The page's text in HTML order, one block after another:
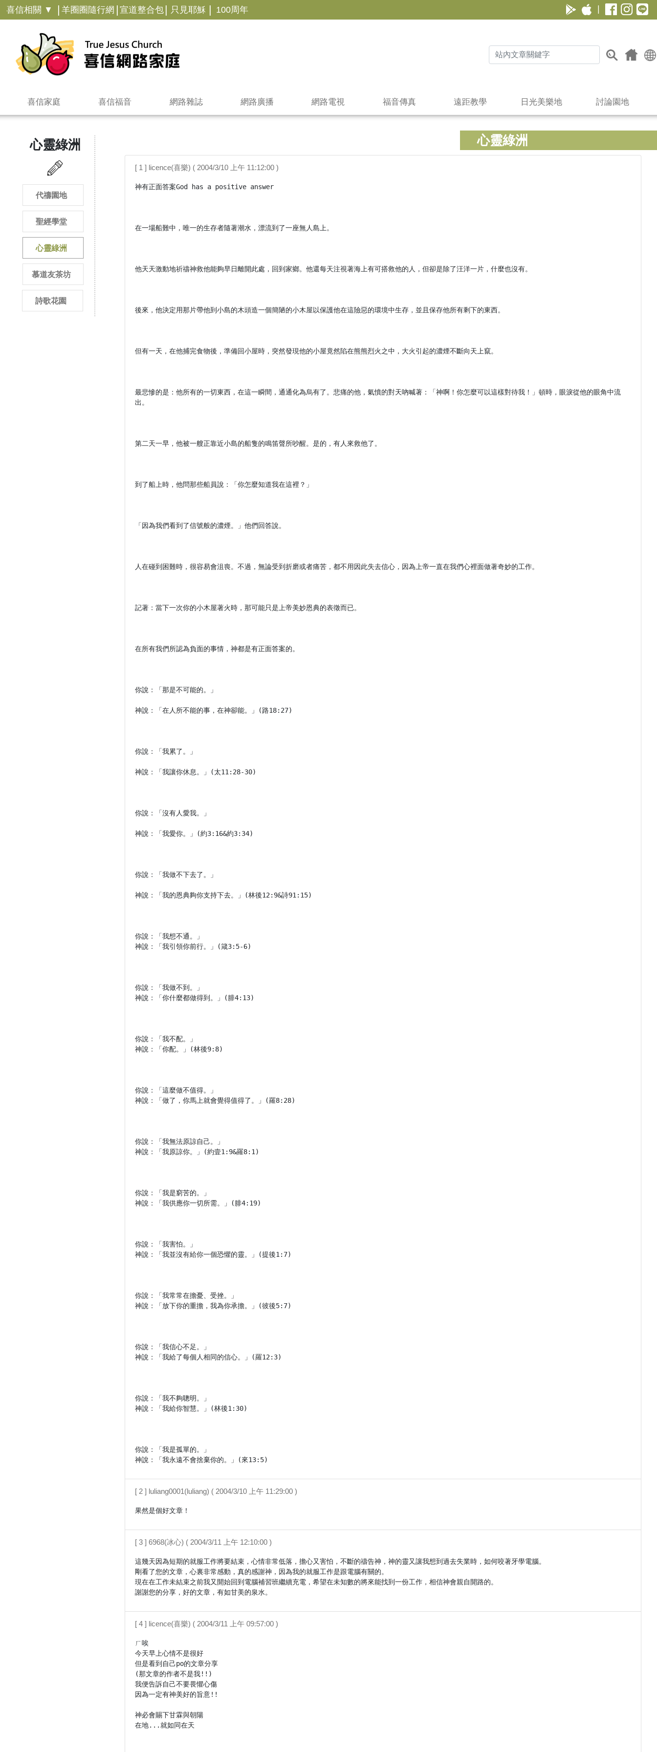
喜信相關 ▼ | 羊圈圈隨行網 | 宣道整合包 | 只見耶穌 | 100周年
喜信家庭 喜信福音 網路雜誌 網路廣播 網路電視 福音傳真 遠距教學 日光美樂地 討論園地
心靈綠洲
心靈綠洲
代禱園地
聖經學堂
心靈綠洲
慕道友茶坊
詩歌花園
[ 1 ] licence(喜樂) ( 2004/3/10 上午 11:12:00 )
神有正面答案God has a positive answer
在一場船難中，唯一的生存者隨著潮水，漂流到了一座無人島上。
他天天激動地祈禱神救他能夠早日離開此處，回到家鄉。他還每天注視著海上有可搭救他的人，但卻是除了汪洋一片，什麼也沒有。
後來，他決定用那片帶他到小島的木頭造一個簡陋的小木屋以保護他在這險惡的環境中生存，並且保存他所有剩下的東西。
但有一天，在他捕完食物後，準備回小屋時，突然發現他的小屋竟然陷在熊熊烈火之中，大火引起的濃煙不斷向天上竄。
最悲慘的是：他所有的一切東西，在這一瞬間，通通化為烏有了。悲痛的他，氣憤的對天吶喊著：「神啊！你怎麼可以這樣對待我！」頓時，眼淚從他的眼角中流
出。
第二天一早，他被一艘正靠近小島的船隻的鳴笛聲所吵醒。是的，有人來救他了。
到了船上時，他問那些船員說：「你怎麼知道我在這裡？」
「因為我們看到了信號般的濃煙。」他們回答說。
人在碰到困難時，很容易會沮喪。不過，無論受到折磨或者痛苦，都不用因此失去信心，因為上帝一直在我們心裡面做著奇妙的工作。
記著：當下一次你的小木屋著火時，那可能只是上帝美妙恩典的表徵而已。
在所有我們所認為負面的事情，神都是有正面答案的。
你說：「那是不可能的。」
神說：「在人所不能的事，在神卻能。」(路18:27)
你說：「我累了。」
神說：「我讓你休息。」(太11:28-30)
你說：「沒有人愛我。」
神說：「我愛你。」(約3:16&約3:34)
你說：「我做不下去了。」
神說：「我的恩典夠你支持下去。」(林後12:9&詩91:15)
你說：「我想不通。」
神說：「我引領你前行。」(箴3:5-6)
你說：「我做不到。」
神說：「你什麼都做得到。」(腓4:13)
你說：「我不配。」
神說：「你配。」(林後9:8)
你說：「這麼做不值得。」
神說：「做了，你馬上就會覺得值得了。」(羅8:28)
你說：「我無法原諒自己。」
神說：「我原諒你。」(約壹1:9&羅8:1)
你說：「我是窮苦的。」
神說：「我供應你一切所需。」(腓4:19)
你說：「我害怕。」
神說：「我並沒有給你一個恐懼的靈。」(提後1:7)
你說：「我常常在擔憂、受挫。」
神說：「放下你的重擔，我為你承擔。」(彼後5:7)
你說：「我信心不足。」
神說：「我給了每個人相同的信心。」(羅12:3)
你說：「我不夠聰明。」
神說：「我給你智慧。」(林後1:30)
你說：「我是孤單的。」
神說：「我永遠不會捨棄你的。」(來13:5)
[ 2 ] luliang0001(luliang) ( 2004/3/10 上午 11:29:00 )
[ 3 ] 6968(冰心) ( 2004/3/11 上午 12:10:00 )
這幾天因為短期的就服工作將要結束，心情非常低落，擔心又害怕，不斷的禱告神，神的靈又讓我想到過去失業時，如何咬著牙學電腦。
剛看了您的文章，心裏非常感動，真的感謝神，因為我的就服工作是跟電腦有關的。
現在在工作未結束之前我又開始回到電腦補習班繼續充電，希望在未知數的將來能找到一份工作，相信神會親自開路的。
[ 4 ] licence(喜樂) ( 2004/3/11 上午 09:57:00 )
ㄏ唉
今天早上心情不是很好
但是看到自己po的文章分享
(那文章的作者不是我!!)
我便告訴自己不要畏懼心傷
因為一定有神美好的旨意!!
神必會賜下甘霖與朝陽
在地...就如同在天